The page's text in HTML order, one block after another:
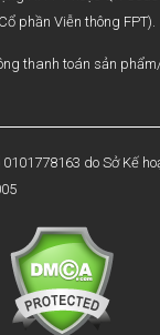
phần Viễn thông FPT).
thanh toán sản
do Sở Kế